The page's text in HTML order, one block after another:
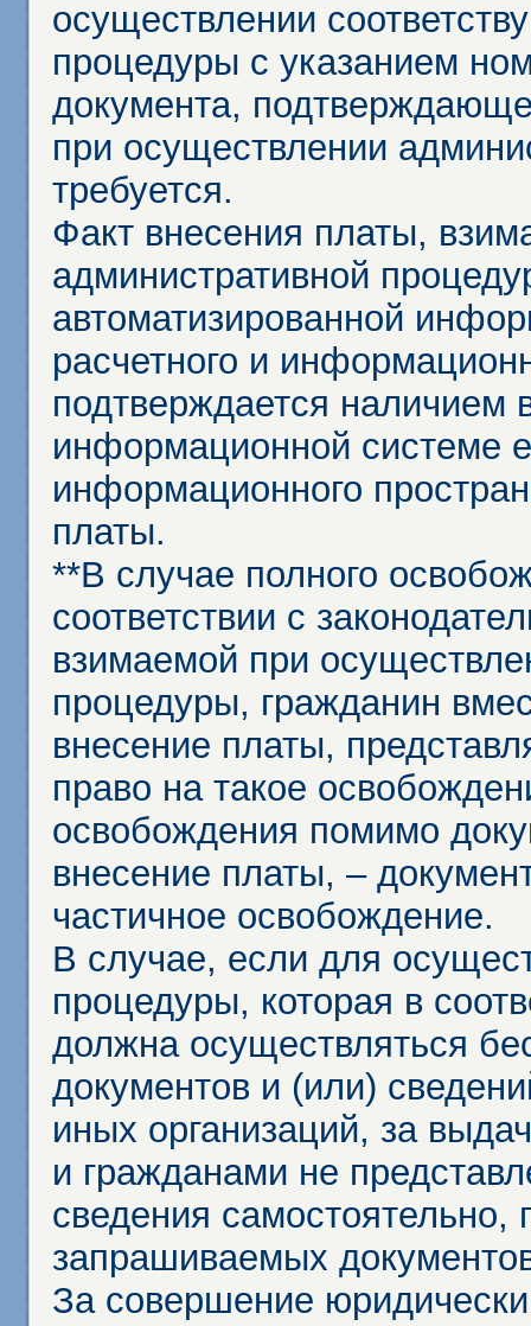
осуществлении
процедуры с указанием
документа,
при осуществлении
требуется.
Факт внесения платы,
административной
автоматизированной
расчетного и
подтверждается наличием
информационной системе
информационного
платы.
**В случае полного
соответствии с
взимаемой при
процедуры, гражданин
внесение платы,
право на такое
освобождения помимо
внесение платы, –
частичное освобождение.
В случае, если для
процедуры, которая в
должна осуществляться
документов и (или)
иных организаций, за
и гражданами не
сведения
запрашиваемых
За совершение